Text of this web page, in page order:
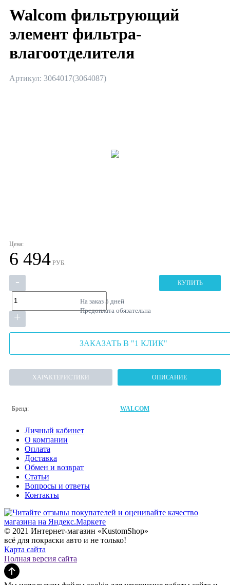
Walcom фильтрующий
элемент фильтра-
влагоотделителя
Артикул: 3064017(3064087)
Цена:
6 494 РУБ.
-
+
КУПИТЬ
На заказ 5 дней
Предоплата обязательна
ЗАКАЗАТЬ В "1 КЛИК"
ХАРАКТЕРИСТИКИ ОПИСАНИЕ
Бренд: WALCOM
Личный кабинет
О компании
Оплата
Доставка
Обмен и возврат
Статьи
Вопросы и ответы
Контакты
© 2021 Интернет-магазин «KustomShop»
всё для покраски авто и не только!
Карта сайта
Полная версия сайта